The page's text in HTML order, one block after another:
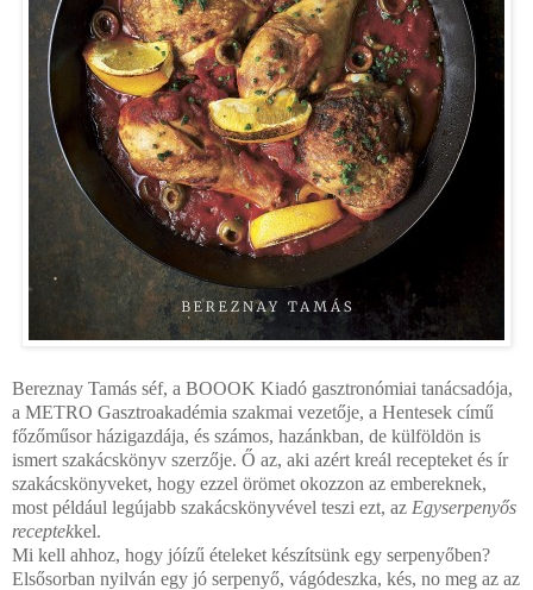
Bereznay Tamás séf, a BOOOK Kiadó gasztronómiai tanácsadója,
a METRO Gasztroakadémia szakmai vezetője, a Hentesek című
főzőműsor házigazdája, és számos, hazánkban, de külföldön is
ismert szakácskönyv szerzője. Ő az, aki azért kreál recepteket és ír
szakácskönyveket, hogy ezzel örömet okozzon az embereknek,
most például legújabb szakácskönyvével teszi ezt, az Egyserpenyős
receptekkel.
Mi kell ahhoz, hogy jóízű ételeket készítsünk egy serpenyőben?
Elsősorban nyilván egy jó serpenyő, vágódeszka, kés, no meg az az